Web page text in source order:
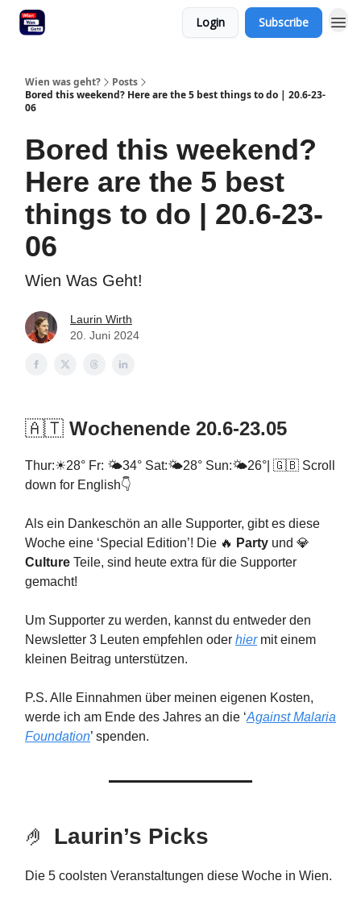
Login Subscribe
Wien was geht?
Posts
Bored this weekend? Here are the 5 best things to do | 20.6-23-
06
Bored this weekend?
Here are the 5 best
things to do | 20.6-23-
06
Wien Was Geht!
Laurin Wirth
20. Juni 2024
🇦🇹 Wochenende 20.6-23.05
Thur:☀28° Fr: 🌤34° Sat:🌤28° Sun:🌤26°| 🇬🇧 Scroll
down for English👇
Als ein Dankeschön an alle Supporter, gibt es diese
Woche eine ‘Special Edition’! Die 🔥 Party und 💎
Culture Teile, sind heute extra für die Supporter
gemacht!
Um Supporter zu werden, kannst du entweder den
Newsletter 3 Leuten empfehlen oder hiermit einem
kleinen Beitrag unterstützen.
P.S. Alle Einnahmen über meinen eigenen Kosten,
werde ich am Ende des Jahres an die ‘Against Malaria
Foundation’ spenden.
🤌 Laurin’s Picks
Die 5 coolsten Veranstaltungen diese Woche in Wien.